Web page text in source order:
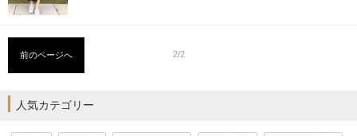
2/2
前のページへ
人気カテゴリー